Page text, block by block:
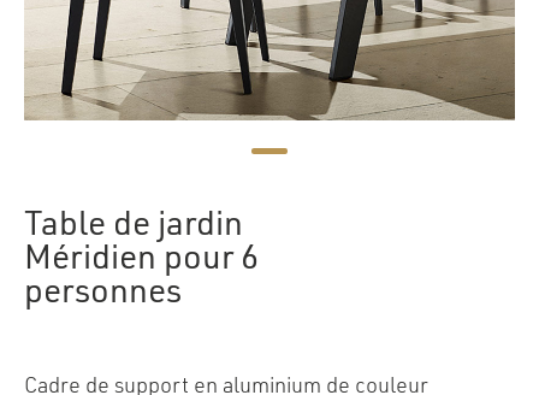
Table de jardin
Méridien pour 6
personnes
Cadre de support en aluminium de couleur